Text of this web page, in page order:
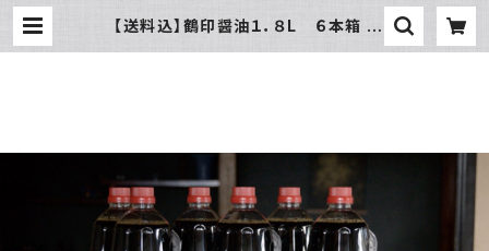
【送料込】鶴印醤油１．８L ６本箱 |